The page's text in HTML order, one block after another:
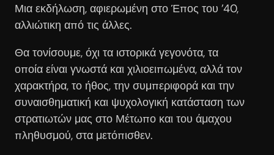
Μια εκδήλωση, αφιερωμένη στο Έπος του ’40,
αλλιώτικη από τις άλλες.
Θα τονίσουμε, όχι τα ιστορικά γεγονότα, τα
οποία είναι γνωστά και χιλιοειπωμένα, αλλά τον
χαρακτήρα, το ήθος, την συμπεριφορά και την
συναισθηματική και ψυχολογική κατάσταση των
στρατιωτών μας στο Μέτωπο και του άμαχου
πληθυσμού, στα μετόπισθεν.